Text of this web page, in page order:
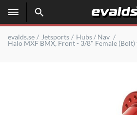
evalds.se Jetsports
Hubs / Nav
Halo MXF BMX, Front - 3/8" Female